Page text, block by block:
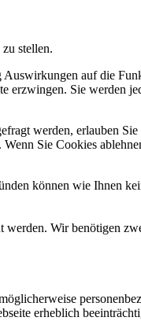
stellen.
auf die
erzwingen. Sie werden
werden, erlauben
Sie Cookies
können wie Ihnen
Wir benötigen
erheblich